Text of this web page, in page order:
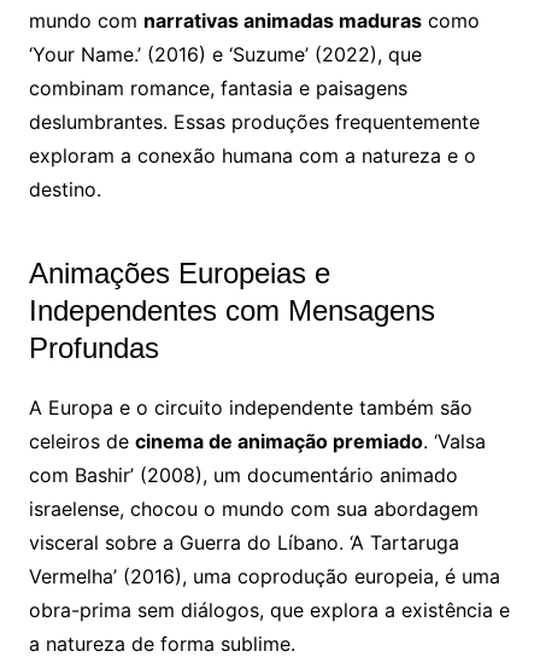
mundo com narrativas animadas madurascomo
‘Your Name.’ (2016) e ‘Suzume’ (2022), que
combinam romance, fantasia e paisagens
deslumbrantes. Essas produções frequentemente
exploram a conexão humana com a natureza e o
destino.
Animações Europeias e
Independentes com Mensagens
Profundas
A Europa e o circuito independente também são
celeiros de cinema de animação premiado. ‘Valsa
com Bashir’ (2008), um documentário animado
israelense, chocou o mundo com sua abordagem
visceral sobre a Guerra do Líbano. ‘A Tartaruga
Vermelha’ (2016), uma coprodução europeia, é uma
obra-prima sem diálogos, que explora a existência e
a natureza de forma sublime.